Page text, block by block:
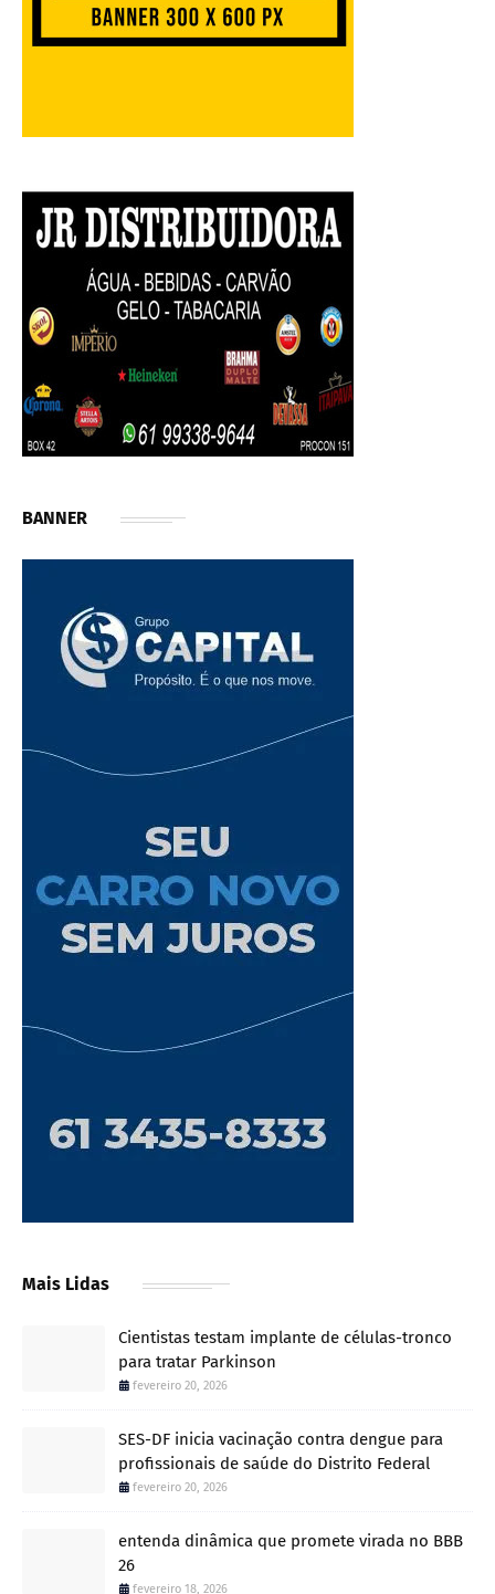
BANNER
Mais Lidas
Cientistas testam implante de células-tronco
para tratar Parkinson
fevereiro 20, 2026
SES-DF inicia vacinação contra dengue para
profissionais de saúde do Distrito Federal
fevereiro 20, 2026
entenda dinâmica que promete virada no BBB
26
fevereiro 18, 2026